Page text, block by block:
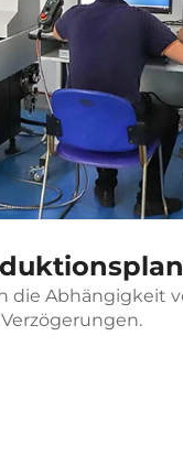
die Abhängigkeit